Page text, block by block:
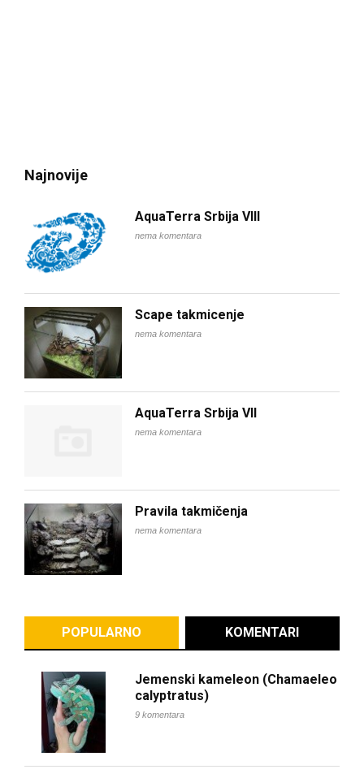
Najnovije
AquaTerra Srbija VIII
nema komentara
Scape takmicenje
nema komentara
AquaTerra Srbija VII
nema komentara
Pravila takmičenja
nema komentara
POPULARNO KOMENTARI
Jemenski kameleon (Chamaeleo
calyptratus)
9 komentara